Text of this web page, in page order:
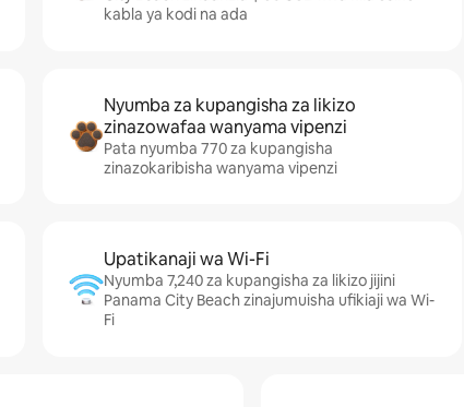
kabla ya kodi na ada
Nyumba za kupangisha za likizo
zinazowafaa wanyama vipenzi
Pata nyumba 770 za kupangisha
zinazokaribisha wanyama vipenzi
Upatikanaji wa Wi-Fi
Nyumba 7,240 za kupangisha za likizo jijini
Panama City Beach zinajumuisha ufikiaji wa Wi-
Fi